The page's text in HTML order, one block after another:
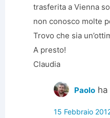
trasferita a Vienna
non conosco molte
Trovo che sia
A presto!
Claudia
Paolo
15 Febbraio